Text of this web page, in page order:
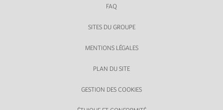
FAQ
SITES DU GROUPE
MENTIONS LÉGALES
PLAN DU SITE
GESTION DES COOKIES